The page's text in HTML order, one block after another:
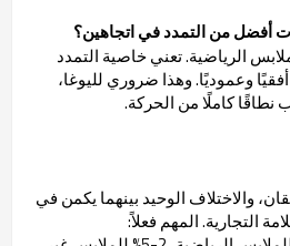
أفضل من التمدد في اتجاهين؟
الرياضية. تعني خاصية التمدد
وعموديًا. وهذا ضروري لليوغا،
كاملًا من الحركة.
والاختلاف الوحيد بينهما يكمن في
التجارية. المهم فعلاً: